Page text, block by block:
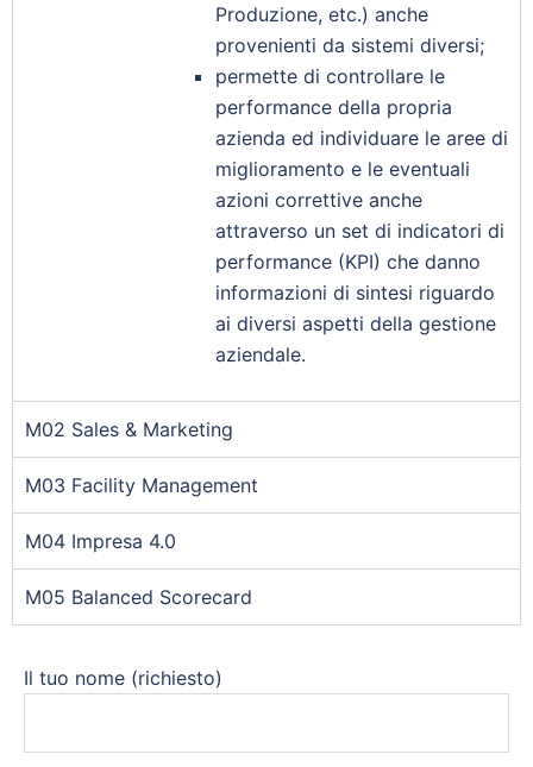
Produzione, etc.) anche
provenienti da sistemi diversi;
permette di controllare le
performance della propria
azienda ed individuare le aree di
miglioramento e le eventuali
azioni correttive anche
attraverso un set di indicatori di
performance (KPI) che danno
informazioni di sintesi riguardo
ai diversi aspetti della gestione
aziendale.
M02 Sales & Marketing
M03 Facility Management
M04 Impresa 4.0
M05 Balanced Scorecard
Il tuo nome (richiesto)